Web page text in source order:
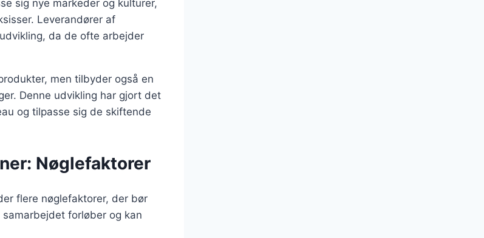
sig nye markeder og kulturer,
Leverandører af
da de ofte arbejder
men tilbyder også en
Denne udvikling har gjort det
og tilpasse sig de skiftende
Nøglefaktorer
flere nøglefaktorer, der bør
forløber og kan